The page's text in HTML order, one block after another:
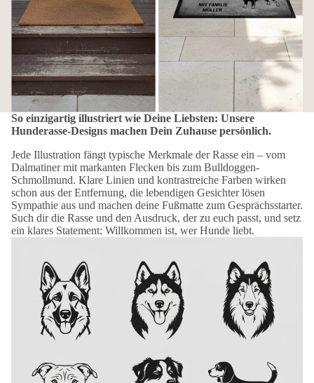
So einzigartig illustriert wie Deine Liebsten: Unsere
Hunderasse-Designs machen Dein Zuhause persönlich.
Jede Illustration fängt typische Merkmale der Rasse ein – vom
Dalmatiner mit markanten Flecken bis zum Bulldoggen-
Schmollmund. Klare Linien und kontrastreiche Farben wirken
schon aus der Entfernung, die lebendigen Gesichter lösen
Sympathie aus und machen deine Fußmatte zum Gesprächsstarter.
Such dir die Rasse und den Ausdruck, der zu euch passt, und setz
ein klares Statement: Willkommen ist, wer Hunde liebt.